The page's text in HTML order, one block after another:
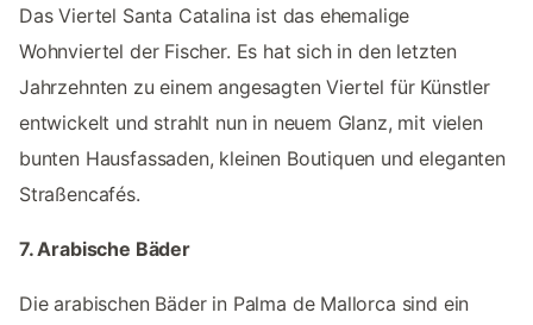
Das Viertel Santa Catalina ist das ehemalige
Wohnviertel der Fischer. Es hat sich in den letzten
Jahrzehnten zu einem angesagten Viertel für Künstler
entwickelt und strahlt nun in neuem Glanz, mit vielen
bunten Hausfassaden, kleinen Boutiquen und eleganten
Straßencafés.
7. Arabische Bäder
Die arabischen Bäder in Palma de Mallorca sind ein